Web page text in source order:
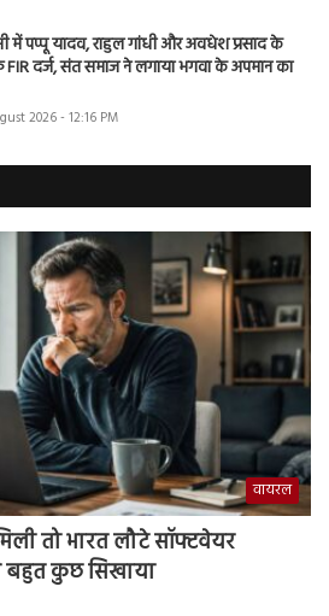
में पप्पू यादव, राहुल गांधी और अवधेश प्रसाद के
दर्ज, संत समाज ने लगाया भगवा के अपमान का
2026 - 12:16 PM
वायरल
तो भारत लौटे सॉफ्टवेयर
बहुत कुछ सिखाया